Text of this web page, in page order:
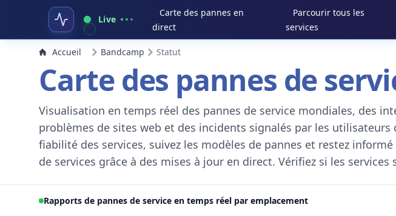
Live
Carte des pannes en
direct
Parcourir tous les
services
Accueil Bandcamp Statut
Carte des pannes de
Visualisation en temps réel des pannes de service mondiales, des
problèmes de sites web et des incidents signalés par les utilisateurs
fiabilité des services, suivez les modèles de pannes et restez
de services grâce à des mises à jour en direct. Vérifiez si les
Rapports de pannes de service en temps réel par emplacement